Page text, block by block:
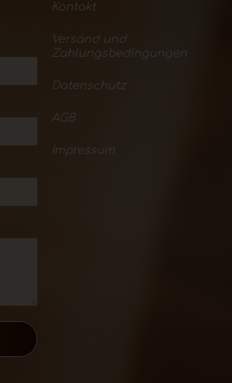
Kontakt
Versand und
Zahlungsbedingungen
Datenschutz
AGB
Impressum